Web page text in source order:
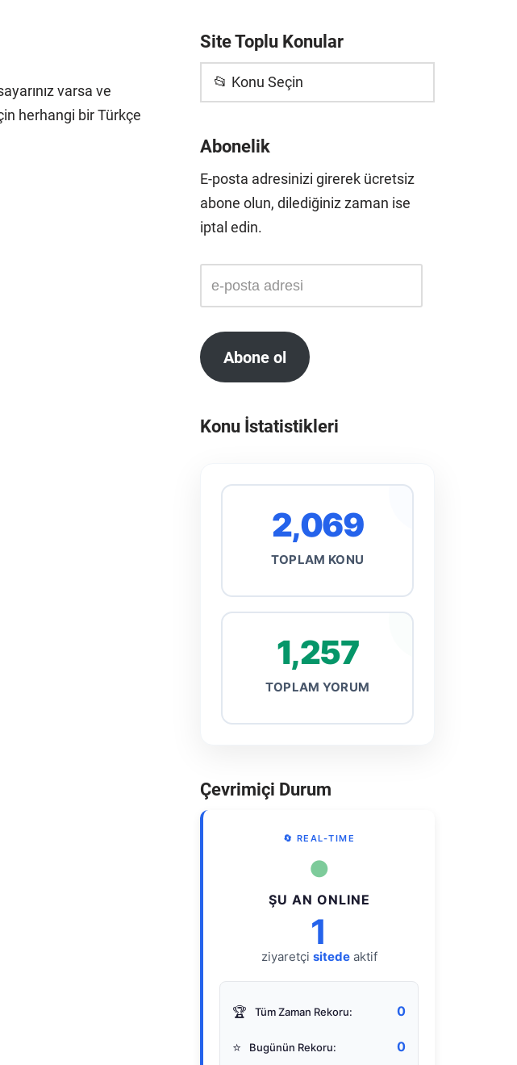
varsa ve
herhangi bir Türkçe
Site Toplu Konular
📂 Konu Seçin
Abonelik
E-posta adresinizi girerek ücretsiz
abone olun, dilediğiniz zaman ise
iptal edin.
Abone ol
Konu İstatistikleri
2,069
TOPLAM KONU
1,257
TOPLAM YORUM
Çevrimiçi Durum
🔄 REAL-TIME
●
ŞU AN ONLINE
1
ziyaretçi sitedeaktif
🏆 Tüm Zaman Rekoru: 0
⭐ Bugünün Rekoru: 0